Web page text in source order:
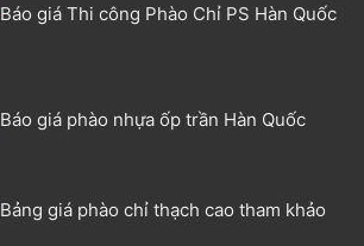
Báo giá Thi công Phào Chỉ PS Hàn Quốc
Báo giá phào nhựa ốp trần Hàn Quốc
Bảng giá phào chỉ thạch cao tham khảo